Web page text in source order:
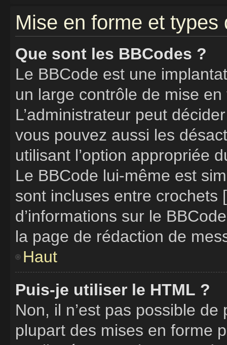
Mise en forme et types
Que sont les BBCodes ?
Le BBCode est une
un large contrôle de mise
L’administrateur peut
vous pouvez aussi les
utilisant l’option appropriée
Le BBCode lui-même est
sont incluses entre crochets
d’informations sur le
la page de rédaction de
Haut
Puis-je utiliser le HTML ?
Non, il n’est pas possible
plupart des mises en forme